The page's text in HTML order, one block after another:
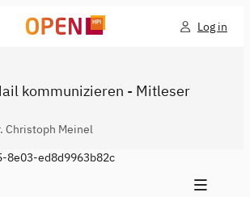
Log in
kommunizieren - Mitleser
Christoph Meinel
8e03-ed8d9963b82c